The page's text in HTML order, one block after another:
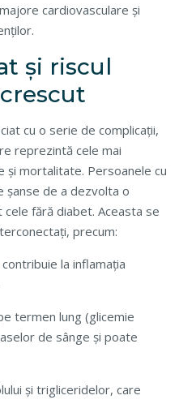
cardiovasculare și
și riscul
cu o serie de complicații,
reprezintă cele mai
mortalitate. Persoanele cu
șanse de a dezvolta o
fără diabet. Aceasta se
precum:
la inflamația
termen lung (glicemie
de sânge și poate
și trigliceridelor, care